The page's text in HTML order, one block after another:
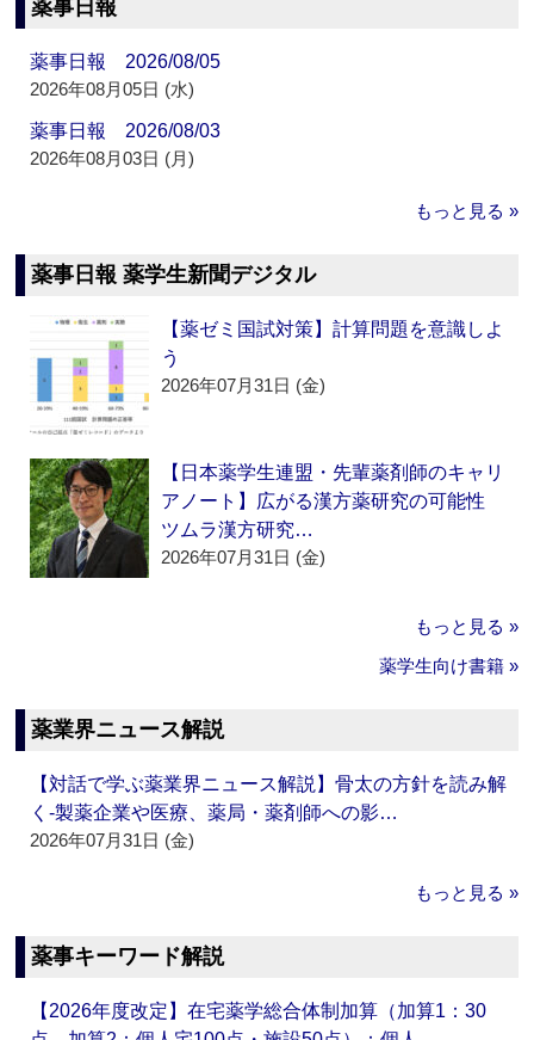
薬事日報
薬事日報 2026/08/05
2026年08月05日 (水)
薬事日報 2026/08/03
2026年08月03日 (月)
もっと見る »
薬事日報 薬学生新聞デジタル
【薬ゼミ国試対策】計算問題を意識しよ
う
2026年07月31日 (金)
【日本薬学生連盟・先輩薬剤師のキャリ
アノート】広がる漢方薬研究の可能性
ツムラ漢方研究…
2026年07月31日 (金)
もっと見る »
薬学生向け書籍 »
薬業界ニュース解説
【対話で学ぶ薬業界ニュース解説】骨太の方針を読み解
く‐製薬企業や医療、薬局・薬剤師への影…
2026年07月31日 (金)
もっと見る »
薬事キーワード解説
【2026年度改定】在宅薬学総合体制加算（加算1：30